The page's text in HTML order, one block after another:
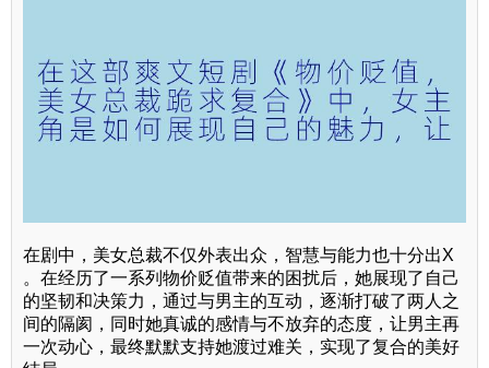
在剧中，美女总裁不仅外表出众，智慧与能力也十分出X
。在经历了一系列物价贬值带来的困扰后，她展现了自己
的坚韧和决策力，通过与男主的互动，逐渐打破了两人之
间的隔阂，同时她真诚的感情与不放弃的态度，让男主再
一次动心，最终默默支持她渡过难关，实现了复合的美好